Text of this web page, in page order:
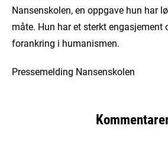
Nansenskolen, en oppgave hun har
måte. Hun har et sterkt engasjement
forankring i humanismen.
Pressemelding Nansenskolen